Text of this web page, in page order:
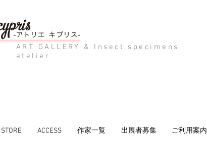
ART GALLERY & Insect specimens
atelier
STORE ACCESS 作家一覧 出展者募集 ご利用案内